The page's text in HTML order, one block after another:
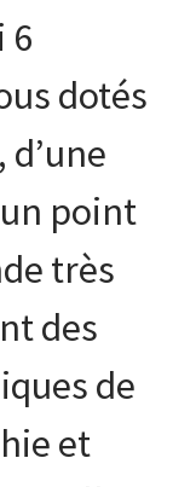
6
dotés
d’une
point
très
des
de
et